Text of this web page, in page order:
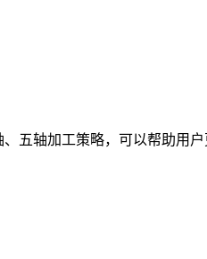
五轴加工策略，可以帮助用